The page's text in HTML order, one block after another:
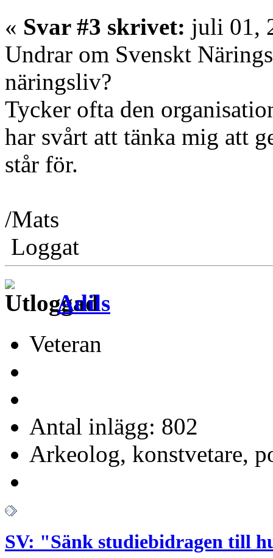
« Svar #3 skrivet: juli 01,
Undrar om Svenskt
näringsliv?
Tycker ofta den
har svårt att tänka mig att
står för.
/Mats
Loggat
Adils
Veteran
Antal inlägg: 802
Arkeolog, konstvetare,
SV: "Sänk studiebidragen till